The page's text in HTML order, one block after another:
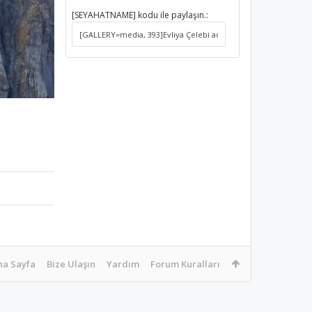
[SEYAHATNAME] kodu ile paylaşın.:
Sayfa Bize Ulaşın Yardım Forum Kuralları